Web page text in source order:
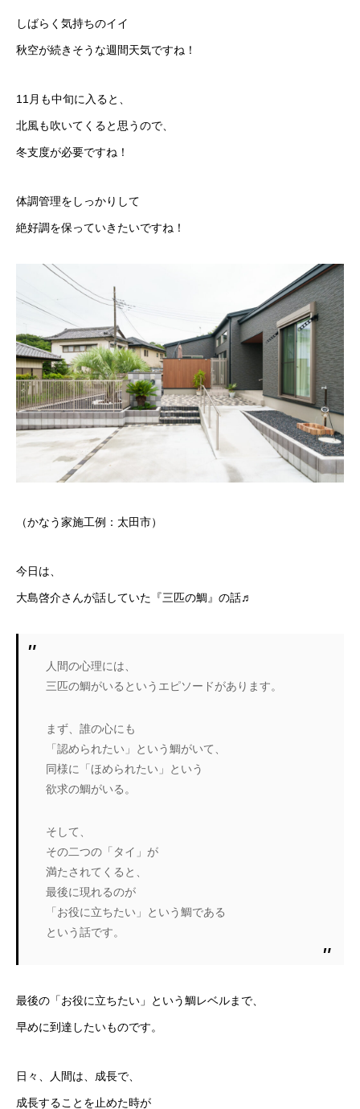
しばらく気持ちのイイ
秋空が続きそうな週間天気ですね！
11月も中旬に入ると、
北風も吹いてくると思うので、
冬支度が必要ですね！
体調管理をしっかりして
絶好調を保っていきたいですね！
（かなう家施工例：太田市）
今日は、
大島啓介さんが話していた『三匹の鯛』の話♬
人間の心理には、
三匹の鯛がいるというエピソードがあります。
まず、誰の心にも
「認められたい」という鯛がいて、
同様に「ほめられたい」という
欲求の鯛がいる。
そして、
その二つの「タイ」が
満たされてくると、
最後に現れるのが
「お役に立ちたい」という鯛である
という話です。
最後の「お役に立ちたい」という鯛レベルまで、
早めに到達したいものです。
日々、人間は、成長で、
成長することを止めた時が